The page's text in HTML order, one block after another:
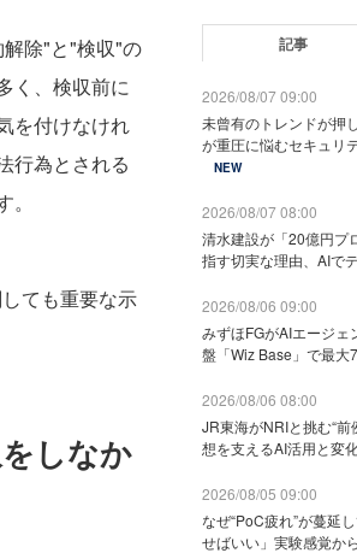
除"と"検収"の
く、検収前に
を付けなけれ
行為とされる
ても重要な示
しなか
記事
2026/08/07 09:00
未曾有のトレンドが押
が重圧に悩むセキュリ
NEW
2026/08/07 08:00
清水建設が「20億円プ
指す切実な理由、AIで
2026/08/06 09:00
みずほFGがAIエージ
盤「Wiz Base」で最大
2026/08/06 08:00
JR東海がNRIと挑む“
想を支えるAI活用と変
2026/08/05 09:00
なぜ“PoC疲れ”が蔓延
せばいい」実験感覚か